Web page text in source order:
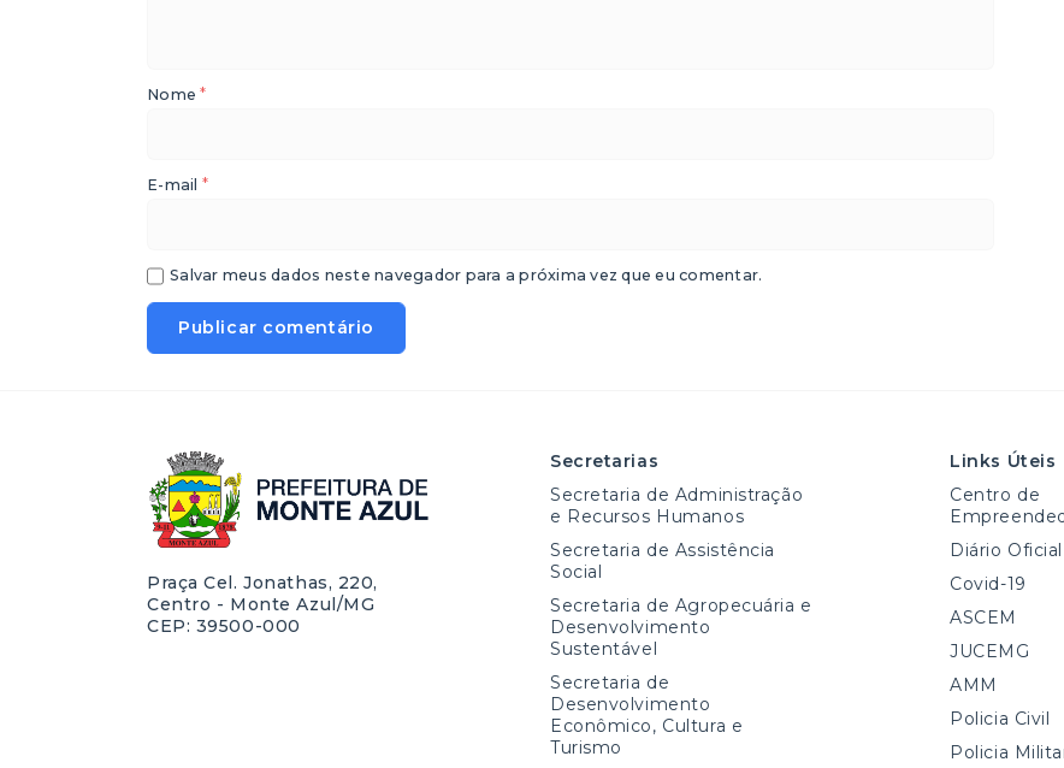
Nome*
E-mail *
Salvar meus dados neste navegador para a próxima vez que eu comentar.
Praça Cel. Jonathas, 220,
Centro - Monte Azul/MG
CEP: 39500-000
Secretarias
Secretaria de Administração
e Recursos Humanos
Secretaria de Assistência
Social
Secretaria de Agropecuária e
Desenvolvimento
Sustentável
Secretaria de
Desenvolvimento
Econômico, Cultura e
Turismo
Links Úteis
Centro de
Diário Oficial
Covid-19
ASCEM
JUCEMG
AMM
Policia Civil
Policia